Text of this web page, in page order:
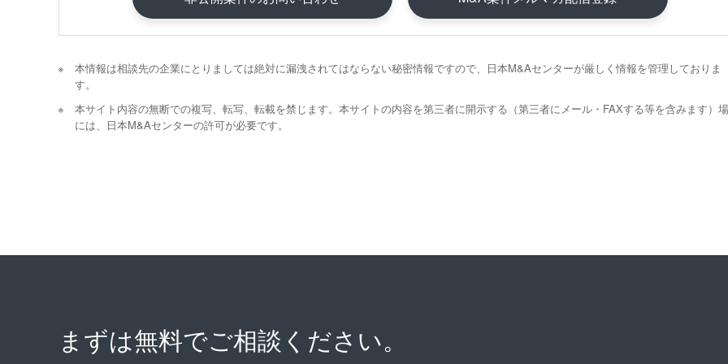
本情報は相談先の企業にとりましては絶対に漏洩されてはならない秘密情報ですので、日本M&Aセンターが厳しく情報を管理しておりま
す。
本サイト内容の無断での複写、転写、転載を禁じます。本サイトの内容を第三者に開示する（第三者にメール・FAXする等を含みます）
には、日本M&Aセンターの許可が必要です。
まずは無料でご相談ください。